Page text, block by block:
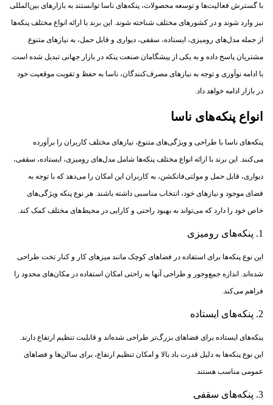
با گسترش فعالیت‌ها و توسعه محصولات، پنکه‌های ناسا توانستند به بازارهای بین‌المللی
نیز وارد شوند و در کشورهای مختلف شناخته شوند. این برند با ارائه انواع مختلف پنکه‌ها
از جمله مدل‌های رومیزی، ایستاده، سقفی، دیواری و قابل حمل، به نیازهای متنوع
مشتریان پاسخ داده و به یکی از پیشگامان صنعت پنکه در بازار جهانی تبدیل شده است.
با ادامه نوآوری و توجه به نیازهای مصرف‌کنندگان، ناسا به حفظ و تقویت موقعیت خود
در بازار ادامه خواهد داد.
انواع پنکه‌های ناسا
پنکه‌های ناسا با طراحی و ویژگی‌های متنوع، نیازهای مختلف کاربران را برآورده
می‌کنند. این برند با ارائه انواع مختلف پنکه‌ها شامل مدل‌های رومیزی، ایستاده، سقفی،
دیواری، قابل حمل و مولتی‌فانکشن، به کاربران این امکان را می‌دهد که با توجه به
فضای موجود و نیازهای خود، انتخاب مناسبی داشته باشند. هر نوع پنکه ویژگی‌های
خاص خود را دارد که می‌تواند به بهبود راحتی و کارایی در محیط‌های مختلف کمک کند.
1. پنکه‌های رومیزی
این نوع پنکه‌ها برای استفاده در فضاهای کوچک مانند میزهای کار و کنار تخت طراحی
شده‌اند. اندازه جمع‌وجور و طراحی آنها به راحتی امکان استفاده در مکان‌های محدود را
فراهم می‌کند.
2. پنکه‌های ایستاده
پنکه‌های ایستاده برای فضاهای بزرگ‌تر طراحی شده‌اند و قابلیت تنظیم ارتفاع دارند.
این نوع پنکه‌ها به دلیل قدرت باد بالا و امکان تنظیم ارتفاع، برای سالن‌ها و فضاهای
عمومی مناسب هستند.
3. پنکه‌های سقفی